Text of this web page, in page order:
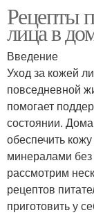
Рецепты
лица в
Введение
Уход за кожей
повседневной
помогает
состоянии.
обеспечить
минералами
рассмотрим
рецептов
приготовить у